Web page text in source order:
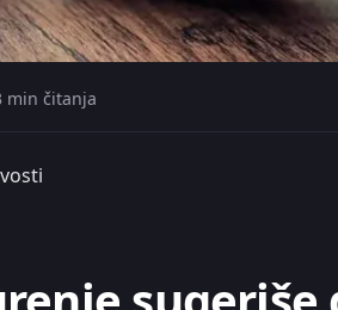
min čitanja